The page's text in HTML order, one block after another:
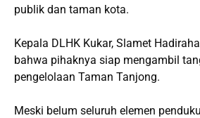
publik dan taman kota.
Kepala DLHK Kukar, Slamet
bahwa pihaknya siap mengambil
pengelolaan Taman Tanjong.
Meski belum seluruh elemen